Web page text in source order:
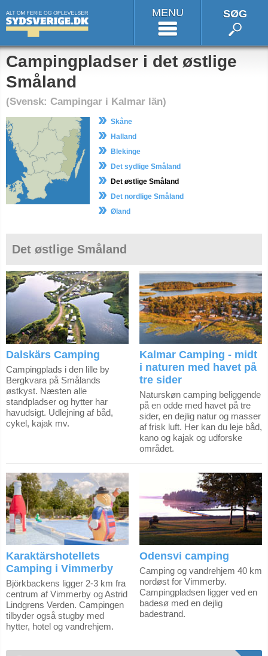
MENU SØG
Campingpladser i det østlige
Småland
(Svensk: Campingar i Kalmar län)
Skåne
Halland
Blekinge
Det sydlige Småland
Det østlige Småland
Det nordlige Småland
Øland
Det østlige Småland
Dalskärs Camping
Campingplads i den lille by
Bergkvara på Smålands
østkyst. Næsten alle
standpladser og hytter har
havudsigt. Udlejning af båd,
cykel, kajak mv.
Kalmar Camping - midt
i naturen med havet på
tre sider
Naturskøn camping beliggende
på en odde med havet på tre
sider, en dejlig natur og masser
af frisk luft. Her kan du leje båd,
kano og kajak og udforske
området.
Karaktärshotellets
Camping i Vimmerby
Björkbackens ligger 2-3 km fra
centrum af Vimmerby og Astrid
Lindgrens Verden. Campingen
tilbyder også stugby med
hytter, hotel og vandrehjem.
Odensvi camping
Camping og vandrehjem 40 km
nordøst for Vimmerby.
Campingpladsen ligger ved en
badesø med en dejlig
badestrand.